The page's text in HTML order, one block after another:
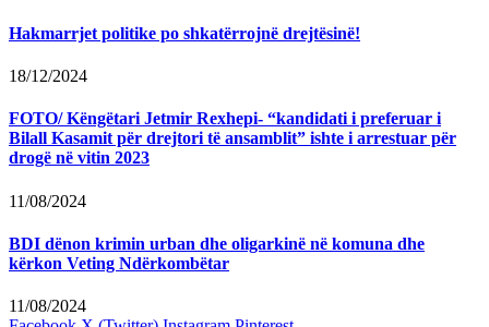
Hakmarrjet politike po shkatërrojnë drejtësinë!
18/12/2024
FOTO/ Këngëtari Jetmir Rexhepi- “kandidati i preferuar i
Bilall Kasamit për drejtori të ansamblit” ishte i arrestuar për
drogë në vitin 2023
11/08/2024
BDI dënon krimin urban dhe oligarkinë në komuna dhe
kërkon Veting Ndërkombëtar
11/08/2024